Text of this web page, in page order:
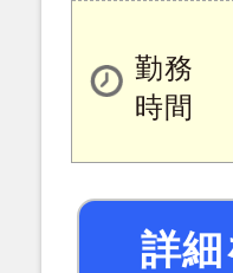
勤務
時間
詳細